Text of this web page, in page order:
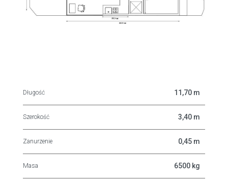
Długość 11,70 m
Szerokość 3,40 m
Zanurzenie 0,45 m
Masa 6500 kg